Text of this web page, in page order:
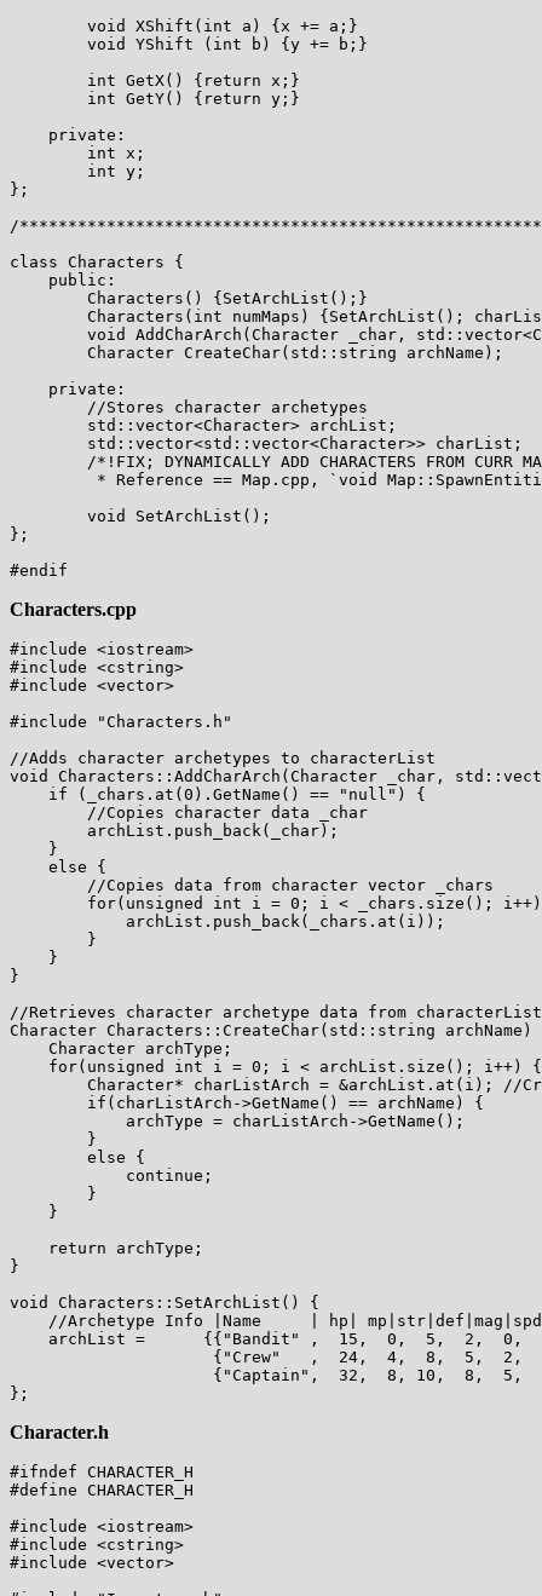
        void XShift(int a) {x += a;}
        void YShift (int b) {y += b;}
        int GetX() {return x;}
        int GetY() {return y;}
    private:
        int x;
        int y;
};
/
class Characters {
    public:
        Characters() {SetArchList();}
Characters(int numMaps) {SetArchList();
void AddCharArch(Character _char,
        Character CreateChar(std::string archName);
    private:
        //Stores character archetypes
        std::vector<Character> archList;
        std::vector<std::vector<Character>> charList;
/*!FIX; DYNAMICALLY ADD CHARACTERS FROM CURR
* Reference == Map.cpp, `void
        void SetArchList();
};
Characters.cpp
#include <iostream>
#include <cstring>
#include <vector>
#include "Characters.h"
//Adds character archetypes to characterList
void Characters::AddCharArch(Character _char,
    if (_chars.at(0).GetName() == "null") {
        //Copies character data _char
        archList.push_back(_char);
    }
    else {
        //Copies data from character vector _chars
for(unsigned int i = 0; i < _chars.size();
            archList.push_back(_chars.at(i));
        }
    }
}
//Retrieves character archetype data from characterList
Character Characters::CreateChar(std::string archName)
    Character archType;
    for(unsigned int i = 0; i < archList.size(); i++) {
Character* charListArch = &archList.at(i); //
        if(charListArch->GetName() == archName) {
            archType = charListArch->GetName();
        }
        else {
            continue;
        }
    }
    return archType;
}
void Characters::SetArchList() {
//Archetype Info |Name     | hp|
archList =      {{"Bandit" ,  15,  0,  5,  2,  0,
{"Crew"   ,  24,  4,  8,  5,  2,
{"Captain",  32,  8, 10,  8,  5,
Character.h
#ifndef CHARACTER_H
#define CHARACTER_H
#include <iostream>
#include <cstring>
#include <vector>